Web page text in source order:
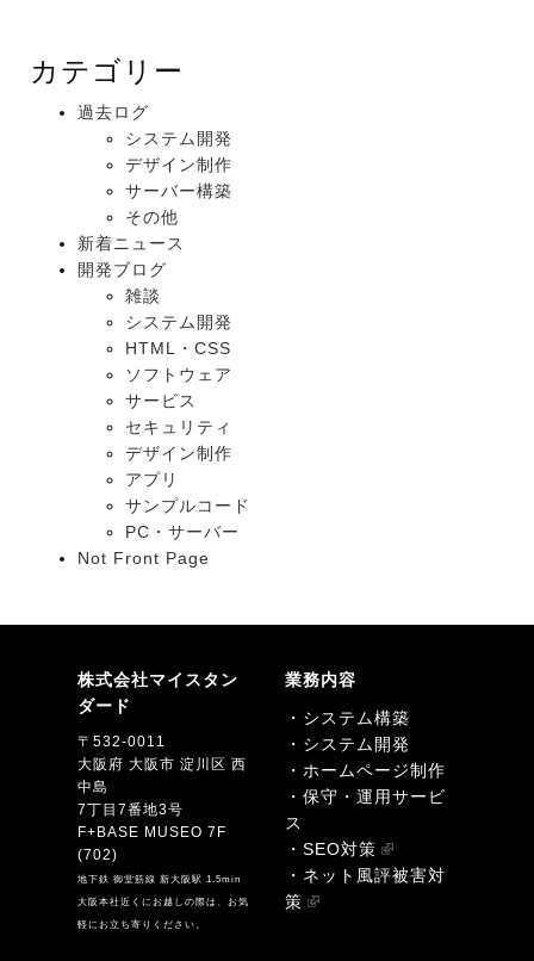
カテゴリー
過去ログ
システム開発
デザイン制作
サーバー構築
その他
新着ニュース
開発ブログ
雑談
システム開発
HTML・CSS
ソフトウェア
サービス
セキュリティ
デザイン制作
アプリ
サンプルコード
PC・サーバー
Not Front Page
株式会社マイスタン
ダード
〒532-0011
大阪府 大阪市 淀川区 西
中島
7丁目7番地3号
F+BASE MUSEO 7F
(702)
地下鉄 御堂筋線 新大阪駅 1.5min
大阪本社近くにお越しの際は、お気
軽にお立ち寄りください。
業務内容
・システム構築
・システム開発
・ホームページ制作
・保守・運用サービ
ス
・SEO対策
・ネット風評被害対
策